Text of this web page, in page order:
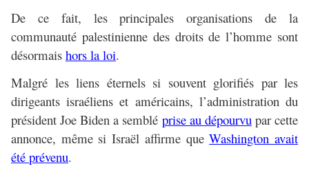
De ce fait, les principales organisations de la
communauté palestinienne des droits de l’homme sont
désormais hors la loi.
Malgré les liens éternels si souvent glorifiés par les
dirigeants israéliens et américains, l’administration du
président Joe Biden a semblé prise au dépourvupar cette
annonce, même si Israël affirme queWashington avait
été prévenu.